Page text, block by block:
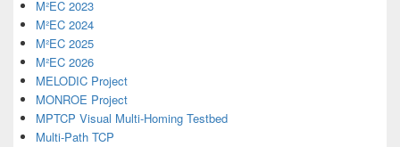
M²EC 2023
M²EC 2024
M²EC 2025
M²EC 2026
MELODIC Project
MONROE Project
MPTCP Visual Multi-Homing Testbed
Multi-Path TCP